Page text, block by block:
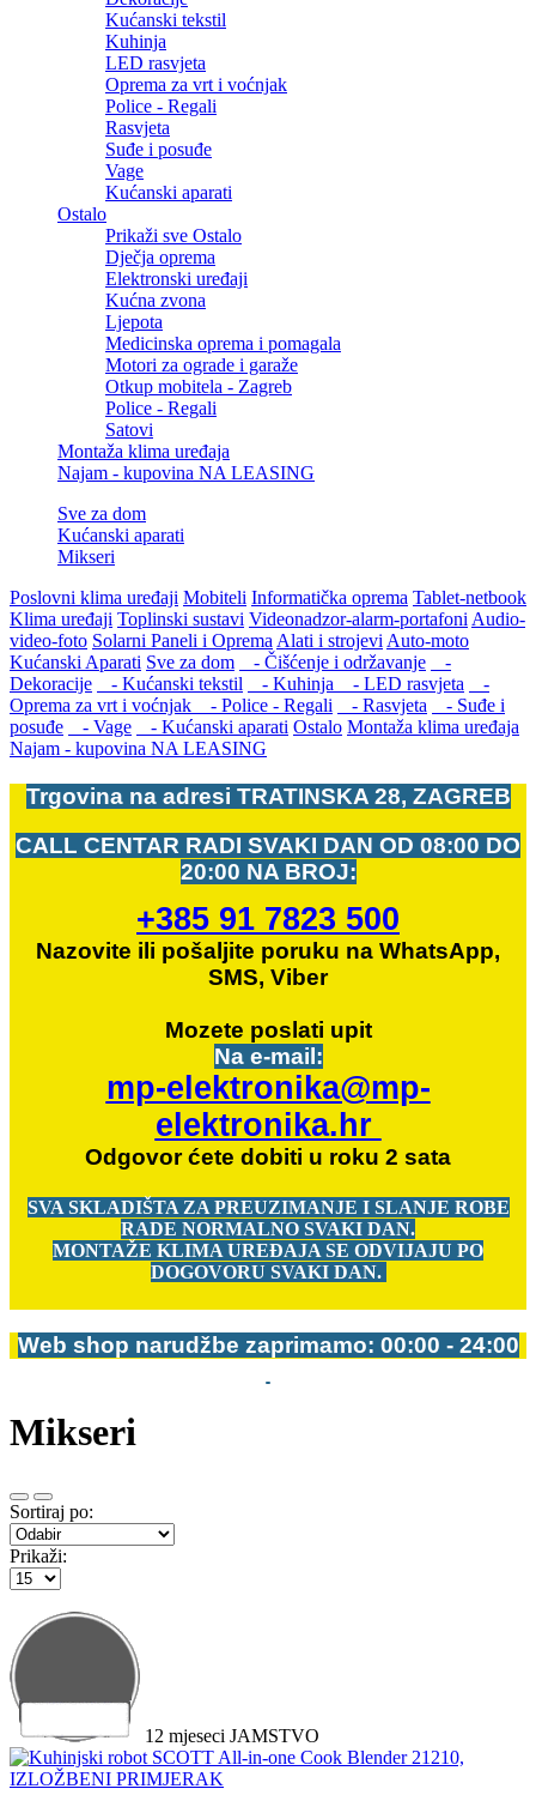
Kućanski tekstil
Kuhinja
LED rasvjeta
Oprema za vrt i voćnjak
Police - Regali
Rasvjeta
Suđe i posuđe
Vage
Kućanski aparati
Ostalo
Prikaži sve Ostalo
Dječja oprema
Elektronski uređaji
Kućna zvona
Ljepota
Medicinska oprema i pomagala
Motori za ograde i garaže
Otkup mobitela - Zagreb
Police - Regali
Satovi
Montaža klima uređaja
Najam - kupovina NA LEASING
Sve za dom
Kućanski aparati
Mikseri
Poslovni klima uređaji Mobiteli Informatička oprema Tablet-netbook
Klima uređaji Toplinski sustavi Videonadzor-alarm-portafoni Audio-
video-foto Solarni Paneli i Oprema Alati i strojevi Auto-moto
Kućanski Aparati Sve za dom - Čišćenje i održavanje
-
Dekoracije
- Kućanski tekstil - Kuhinja - LED rasvjeta
-
Oprema za vrt i voćnjak
- Police - Regali - Rasvjeta
- Suđe i
posuđe
- Vage - Kućanski aparati Ostalo Montaža klima uređaja
Najam - kupovina NA LEASING
Trgovina na adresi TRATINSKA 28, ZAGREB
CALL CENTAR RADI SVAKI DAN OD 08:00 DO
20:00 NA BROJ:
+385 91 7823 500
Nazovite ili pošaljite poruku na WhatsApp,
SMS, Viber
Mozete poslati upit
Na e-mail:
mp-elektronika@mp-
elektronika.hr
Odgovor ćete dobiti u roku 2 sata
SVA SKLADIŠTA ZA PREUZIMANJE I SLANJE ROBE
RADE NORMALNO SVAKI DAN.
MONTAŽE KLIMA UREĐAJA SE ODVIJAJU PO
DOGOVORU SVAKI DAN.
Web shop narudžbe zaprimamo: 00:00 - 24:00
Mikseri
Sortiraj po:
Prikaži:
12 mjeseci JAMSTVO